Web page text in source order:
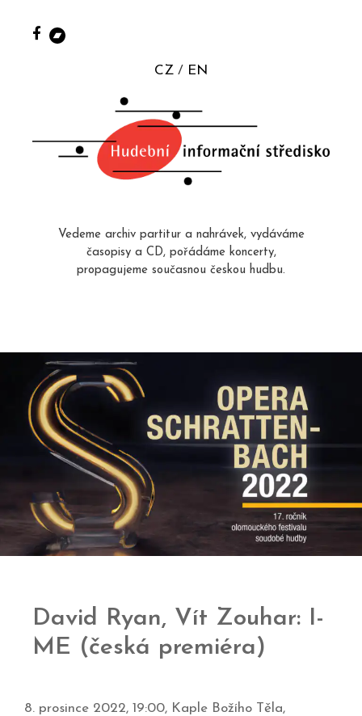
CZ EN
Vedeme archiv partitur a nahrávek, vydáváme
časopisy a CD, pořádáme koncerty,
propagujeme současnou českou hudbu.
David Ryan, Vít Zouhar: I-
ME (česká premiéra)
8. prosince 2022, 19:00, Kaple Božího Těla,